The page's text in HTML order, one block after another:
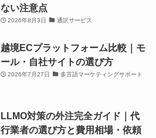
ない注意点
2026年8月3日 通訳サービス
越境ECプラットフォーム比較｜モ
ール・自社サイトの選び方
2026年7月27日 多言語マーケティングサポート
LLMO対策の外注完全ガイド｜代
行業者の選び方と費用相場・依頼